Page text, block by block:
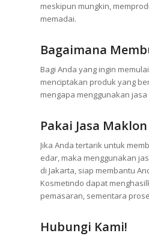
meskipun mungkin,
memadai.
Bagaimana
Bagi Anda yang ingin
menciptakan produk yang
mengapa menggunakan
Pakai Jasa
Jika Anda tertarik untuk
edar, maka menggunakan
di Jakarta, siap membantu
Kosmetindo dapat
pemasaran, sementara
Hubungi Kami!